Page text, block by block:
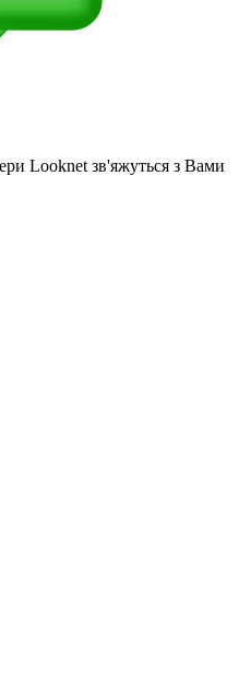
Looknet зв'яжуться з Вами